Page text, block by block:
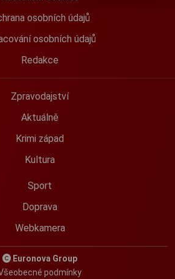
osobních údajů
osobních údajů
Redakce
Zpravodajství
Aktuálně
Krimi západ
Kultura
Sport
Doprava
Webkamera
Euronova Group
podmínky